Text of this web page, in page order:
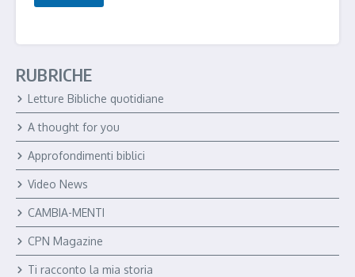
m
RUBRICHE
Letture Bibliche quotidiane
A thought for you
Approfondimenti biblici
Video News
CAMBIA-MENTI
CPN Magazine
Ti racconto la mia storia